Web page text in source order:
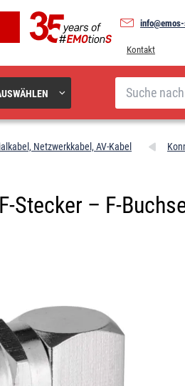
Kontakt
Suche
Netzwerkkabel, AV-Kabel
Stecker – F-